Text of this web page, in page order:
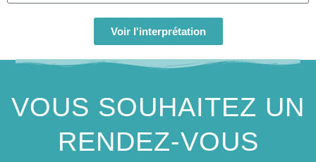
Calculez
Voir l'interprétation
VOUS SOUHAITEZ UN
RENDEZ-VOUS